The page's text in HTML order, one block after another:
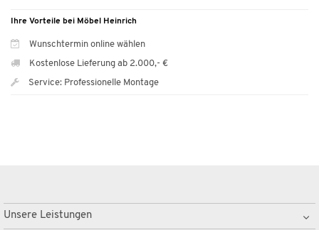
Ihre Vorteile bei Möbel Heinrich
Wunschtermin online wählen
Kostenlose Lieferung ab 2.000,- €
Service: Professionelle Montage
Unsere Leistungen